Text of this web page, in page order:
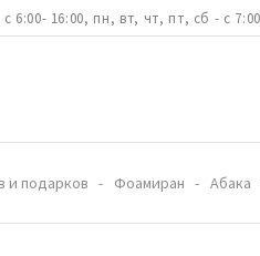
6:00- 16:00, пн, вт, чт, пт, сб - с
и подарков Фоамиран Абака